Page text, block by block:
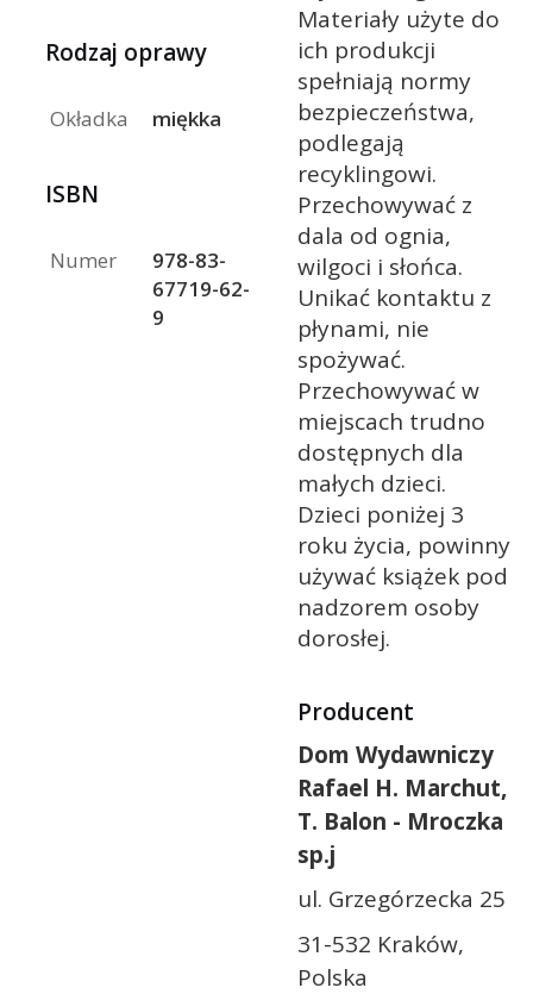
Rodzaj oprawy
Okładka miękka
ISBN
Numer
978-83-
67719-62-
9
Materiały użyte do
ich produkcji
spełniają normy
bezpieczeństwa,
podlegają
recyklingowi.
Przechowywać z
dala od ognia,
wilgoci i słońca.
Unikać kontaktu z
płynami, nie
spożywać.
Przechowywać w
miejscach trudno
dostępnych dla
małych dzieci.
Dzieci poniżej 3
roku życia, powinny
używać książek pod
nadzorem osoby
dorosłej.
Producent
Dom Wydawniczy
Rafael H. Marchut,
T. Balon - Mroczka
sp.j
ul. Grzegórzecka 25
31-532 Kraków,
Polska